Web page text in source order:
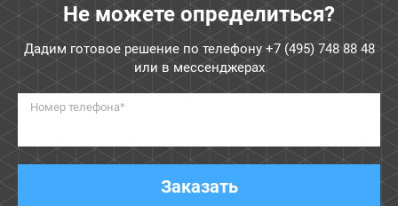
Не можете определиться?
Дадим готовое решение по телефону +7 (495) 748 88 48
или в мессенджерах
Номер телефона*
Заказать